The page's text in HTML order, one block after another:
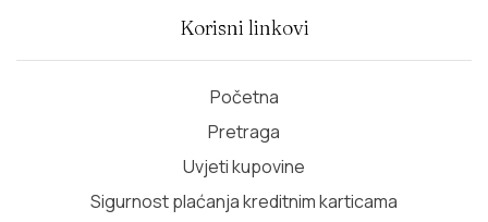
Korisni linkovi
Početna
Pretraga
Uvjeti kupovine
Sigurnost plaćanja kreditnim karticama